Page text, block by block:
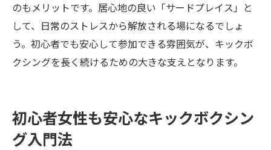
のもメリットです。居心地の良い「サードプレイス」と
して、日常のストレスから解放される場になるでしょ
う。初心者でも安心して参加できる雰囲気が、キックボ
クシングを長く続けるための大きな支えとなります。
初心者女性も安心なキックボクシン
グ入門法